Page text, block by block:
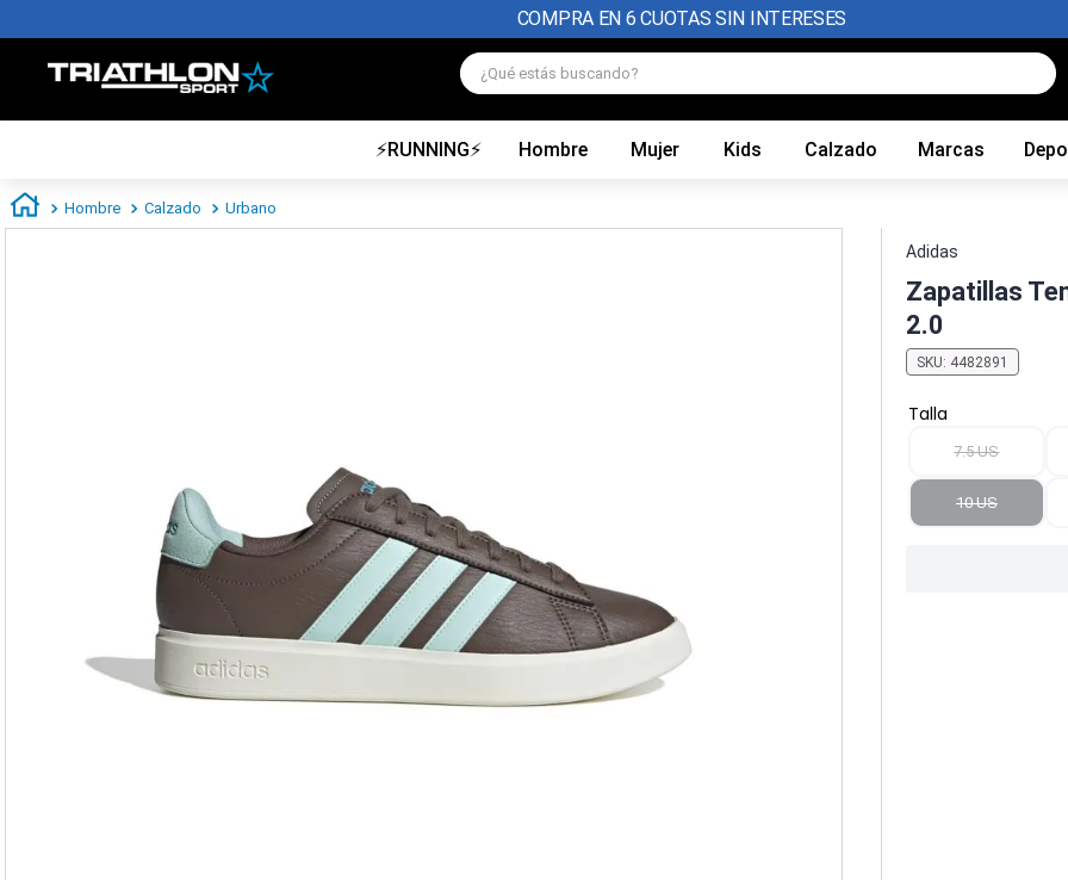
COMPRA EN 6 CUOTAS SIN INTERESES
¿Qué estás buscando?
⚡RUNNING⚡ Hombre Mujer Kids Calzado Marcas
Hombre Calzado Urbano
Adidas
Zapatillas
2.0
SKU: 4482891
Talla
7.5 US
10 US
TÉRMINOS MÁS BUSCADOS
2.
zapatillas nike